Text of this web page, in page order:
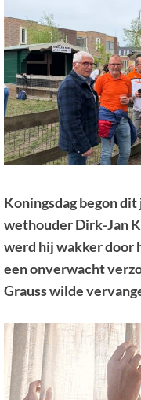
Koningsdag begon
wethouder Dirk-Jan
werd hij wakker door
een onverwacht
Grauss wilde